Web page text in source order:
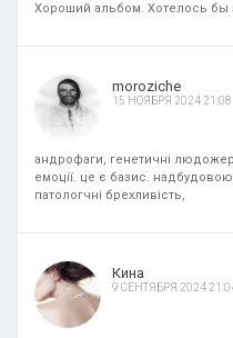
Хороший альбом. Хотелось бы
moroziche
15 НОЯБРЯ 2024 21:08
андрофаги, генетичні
емоції. це є базис. надбудовою
патологчні брехливість,
Кина
9 СЕНТЯБРЯ 2024